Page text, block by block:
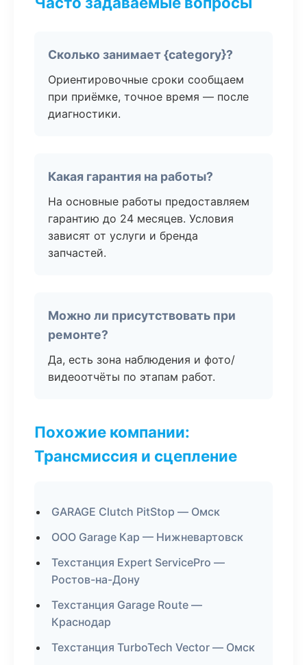
Сколько занимает {category}?
Ориентировочные сроки сообщаем
при приёмке, точное время — после
диагностики.
Какая гарантия на работы?
На основные работы предоставляем
гарантию до 24 месяцев. Условия
зависят от услуги и бренда
запчастей.
Можно ли присутствовать при
ремонте?
Да, есть зона наблюдения и фото/
видеоотчёты по этапам работ.
Похожие компании:
Трансмиссия и сцепление
GARAGE Clutch PitStop — Омск
ООО Garage Кар — Нижневартовск
Техстанция Expert ServicePro —
Ростов-на-Дону
Техстанция Garage Route —
Краснодар
Техстанция TurboTech Vector — Омск